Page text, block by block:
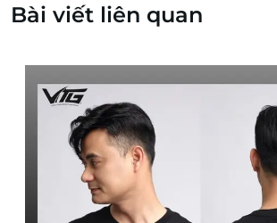
Bài viết liên quan